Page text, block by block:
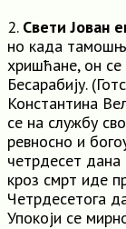
2. Свети Јован
но када
хришћане, он
Бесарабију.
Константина
се на службу
ревносно и
четрдесет дана
кроз смрт иде
Четрдесетога
Упокоји се